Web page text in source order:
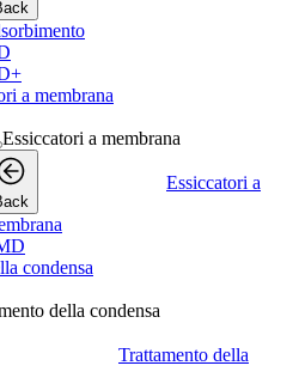
a membrana
Essiccatori a membrana
Essiccatori a
condensa
della condensa
Trattamento della